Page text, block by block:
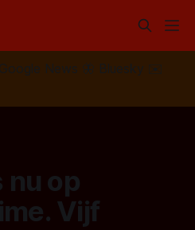
Google News 🦋 Bluesky
✉️
nu op
Vijf